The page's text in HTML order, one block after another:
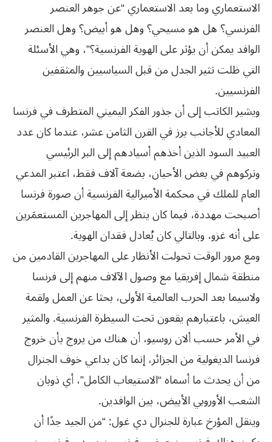
الاستعماري وما بعد الاستعماري “عن جوهر العنصر
الفرنسي؟ هل هو مسيحي؟ وهل هو أبيض؟ وهل العنصر
الوافد يمكن أن يؤثر على الهوية الفرنسية؟”، وهي الأسئلة
التي ظلت تثير الجدل من قبل السياسيين والمثقفين
الفرنسيين.
ويشير الكاتب إلى أن جذور الفكر اليميني المتطرف في فرنسا
المعادي للأجانب برز في القرن الثامن عشر، عندما كان عدد
العبيد السود الذين أخذهم أسيادهم إلى البر الرئيسي
وتركوهم في بعض الأحيان، بضعة آلاف فقط، اعتبر المدعي
العام للملك في محكمة الأميرالية الفرنسية أن صورة فرنسا
أصبحت مهددة، فيما كان ينظر إلى المهاجرين المستعمَرين
على أنه غزو، وبالتالي كان يُعادل فقدان الهوية.
ومع مرور الوقت تحولت الأنظار على المهاجرين القادمين من
منطقة شمال إفريقيا مع وصول الآلاف منهم إلى فرنسا
ولاسيما بعد الحرب العالمية الأولى، بحثا عن العمل ولقمة
العيش، باعتبارهم يقعون تحت السيطرة الفرنسية. والمثير
في الأمر حسب ألان روسيو، أن هناك من يروج بأن خروج
فرنسا الديغولية من الجزائر، إنما كان بداعي خوف الجنرال
من أن يحدث ما أسماه “الاستيعاب الكامل”، أي ذوبان
الشعب الأوروبي الأبيض، بين الوافدين.
وينقل المؤرخ عبارة للجنرال دي غول: “من الجيد جدًا أن